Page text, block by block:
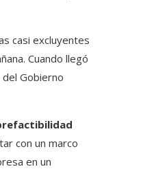
casi excluyentes
Cuando llegó
Gobierno
con un marco
en un